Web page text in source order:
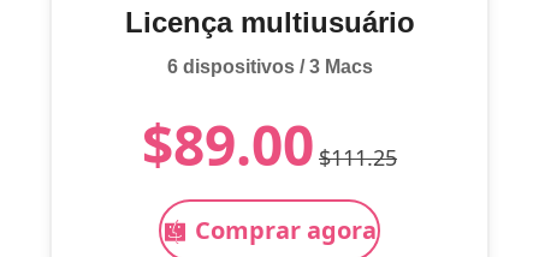
Licença multiusuário
6 dispositivos / 3 Macs
$89.00 $111.25
Comprar agora